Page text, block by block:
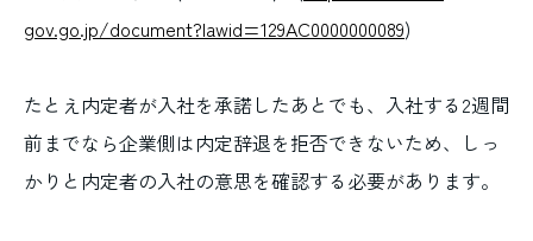
gov.go.jp/document?lawid=129AC0000000089)
たとえ内定者が入社を承諾したあとでも、入社する2週間
前までなら企業側は内定辞退を拒否できないため、しっ
かりと内定者の入社の意思を確認する必要があります。